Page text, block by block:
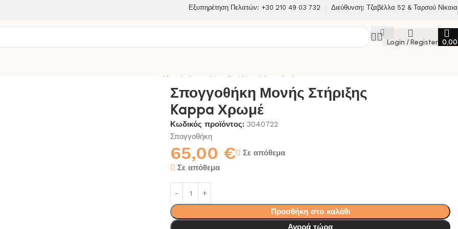
Εξυπηρέτηση Πελατών: +30 210 49 03 732 Διεύθυνση: Τζαβέλλα 52 & Ταρσού Νίκαια
Login / Register
Σπογγοθήκη Μονής Στήριξης
Kappa Χρωμέ
Κωδικός προϊόντος:3040722
Σπογγοθήκη
65,00 €
Σε απόθεμα
Σε απόθεμα
Προσθήκη στο καλάθι
Αγορά τώρα